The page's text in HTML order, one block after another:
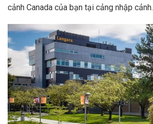
cảnh Canada của bạn tại cảng nhập cảnh.